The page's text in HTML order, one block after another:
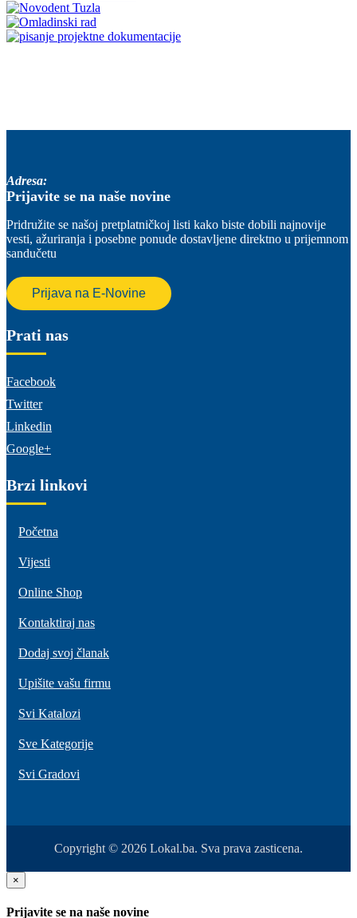
Adresa:
Prijavite se na naše novine
Pridružite se našoj pretplatničkoj listi kako biste dobili najnovije
vesti, ažuriranja i posebne ponude dostavljene direktno u prijemnom
sandučetu
Prijava na E-Novine
Prati nas
Facebook
Twitter
Linkedin
Google+
Brzi linkovi
Početna
Vijesti
Online Shop
Kontaktiraj nas
Dodaj svoj članak
Upišite vašu firmu
Svi Katalozi
Sve Kategorije
Svi Gradovi
Copyright © 2026 Lokal.ba. Sva prava zasticena.
×
Prijavite se na naše novine